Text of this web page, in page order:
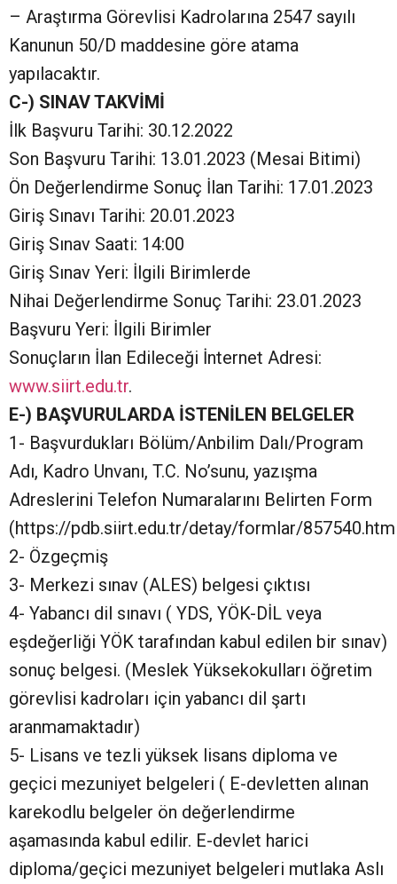
– Araştırma Görevlisi Kadrolarına 2547 sayılı
Kanunun 50/D maddesine göre atama
yapılacaktır.
C-) SINAV TAKVİMİ
İlk Başvuru Tarihi: 30.12.2022
Son Başvuru Tarihi: 13.01.2023 (Mesai Bitimi)
Ön Değerlendirme Sonuç İlan Tarihi: 17.01.2023
Giriş Sınavı Tarihi: 20.01.2023
Giriş Sınav Saati: 14:00
Giriş Sınav Yeri: İlgili Birimlerde
Nihai Değerlendirme Sonuç Tarihi: 23.01.2023
Başvuru Yeri: İlgili Birimler
Sonuçların İlan Edileceği İnternet Adresi:
www.siirt.edu.tr.
E-) BAŞVURULARDA İSTENİLEN BELGELER
1- Başvurdukları Bölüm/Anbilim Dalı/Program
Adı, Kadro Unvanı, T.C. No’sunu, yazışma
Adreslerini Telefon Numaralarını Belirten Form
(https://pdb.siirt.edu.tr/detay/formlar/
2- Özgeçmiş
3- Merkezi sınav (ALES) belgesi çıktısı
4- Yabancı dil sınavı ( YDS, YÖK-DİL veya
eşdeğerliği YÖK tarafından kabul edilen bir sınav)
sonuç belgesi. (Meslek Yüksekokulları öğretim
görevlisi kadroları için yabancı dil şartı
aranmamaktadır)
5- Lisans ve tezli yüksek lisans diploma ve
geçici mezuniyet belgeleri ( E-devletten alınan
karekodlu belgeler ön değerlendirme
aşamasında kabul edilir. E-devlet harici
diploma/geçici mezuniyet belgeleri mutlaka Aslı